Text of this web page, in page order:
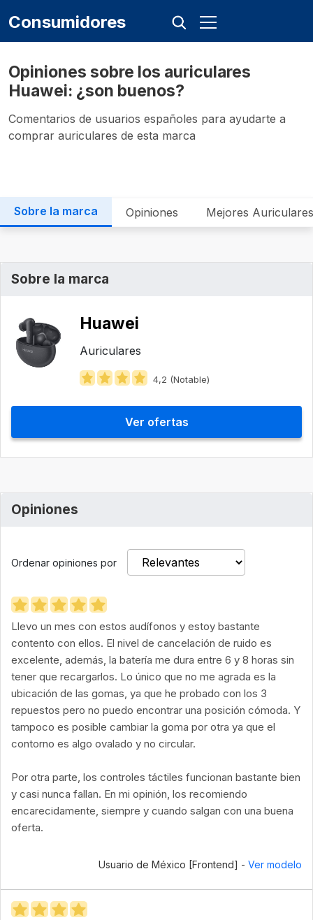
Consumidores
Opiniones sobre los auriculares
Huawei: ¿son buenos?
Comentarios de usuarios españoles para ayudarte a
comprar auriculares de esta marca
Sobre la marca Opiniones Mejores
Sobre la marca
Huawei
Auriculares
4,2 (Notable)
Ver ofertas
Opiniones
Ordenar opiniones por
Llevo un mes con estos audífonos y estoy bastante
contento con ellos. El nivel de cancelación de ruido es
excelente, además, la batería me dura entre 6 y 8 horas sin
tener que recargarlos. Lo único que no me agrada es la
ubicación de las gomas, ya que he probado con los 3
repuestos pero no puedo encontrar una posición cómoda. Y
tampoco es posible cambiar la goma por otra ya que el
contorno es algo ovalado y no circular.
Por otra parte, los controles táctiles funcionan bastante bien
y casi nunca fallan. En mi opinión, los recomiendo
encarecidamente, siempre y cuando salgan con una buena
oferta.
Usuario de México [Frontend] - Ver modelo